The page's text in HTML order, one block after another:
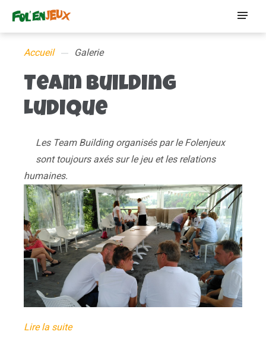
Accueil Galerie
Team Building
Ludique
Les Team Building organisés par le Folenjeux
sont toujours axés sur le jeu et les relations
humaines.
Lire la suite